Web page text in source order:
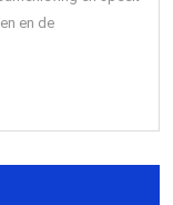
en de